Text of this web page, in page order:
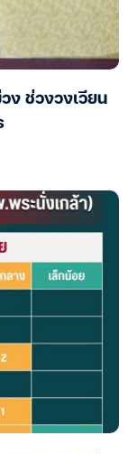
ง ช่วงวงเวียน